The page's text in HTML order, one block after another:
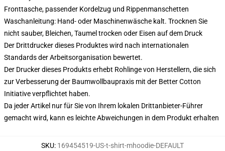
Fronttasche, passender Kordelzug und Rippenmanschetten
Waschanleitung: Hand- oder Maschinenwäsche kalt. Trocknen Sie
nicht sauber, Bleichen, Taumel trocken oder Eisen auf dem Druck
Der Drittdrucker dieses Produktes wird nach internationalen
Standards der Arbeitsorganisation bewertet.
Der Drucker dieses Produkts erhebt Rohlinge von Herstellern, die sich
zur Verbesserung der Baumwollbaupraxis mit der Better Cotton
Initiative verpflichtet haben.
Da jeder Artikel nur für Sie von Ihrem lokalen Drittanbieter-Führer
gemacht wird, kann es leichte Abweichungen in dem Produkt erhalten
SKU: 169454519-US-t-shirt-mhoodie-DEFAULT